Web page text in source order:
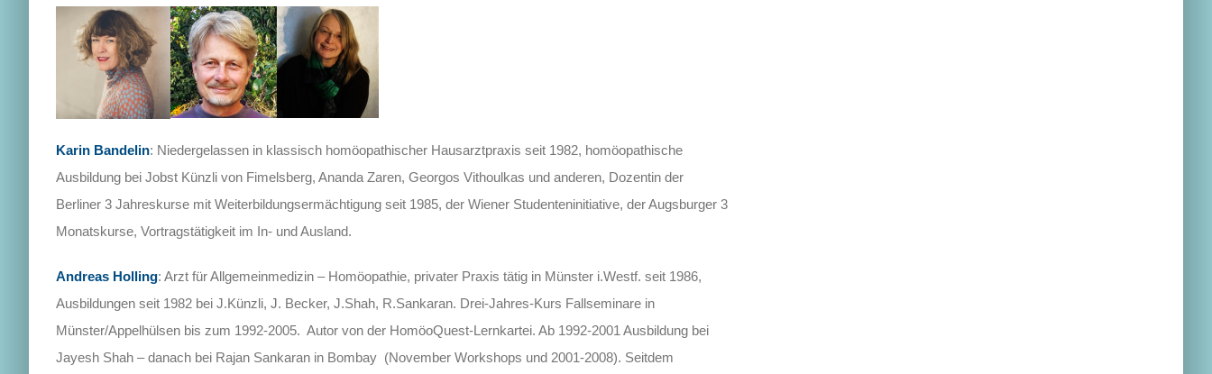
Karin Bandelin: Niedergelassen in klassisch homöopathischer Hausarztpraxis seit 1982, homöopathische
Ausbildung bei Jobst Künzli von Fimelsberg, Ananda Zaren, Georgos Vithoulkas und anderen, Dozentin der
Berliner 3 Jahreskurse mit Weiterbildungsermächtigung seit 1985, der Wiener Studenteninitiative, der Augsburger 3
Monatskurse, Vortragstätigkeit im In- und Ausland.
Andreas Holling: Arzt für Allgemeinmedizin – Homöopathie, privater Praxis tätig in Münster i.Westf. seit 1986,
Ausbildungen seit 1982 bei J.Künzli, J. Becker, J.Shah, R.Sankaran. Drei-Jahres-Kurs Fallseminare in
Münster/Appelhülsen bis zum 1992-2005. Autor von der HomöoQuest-Lernkartei. Ab 1992-2001 Ausbildung bei
Jayesh Shah – danach bei Rajan Sankaran in Bombay (November Workshops und 2001-2008). Seitdem